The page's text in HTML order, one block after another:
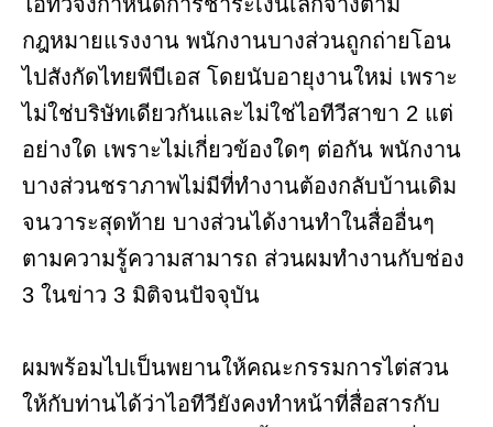
ไอทีวีจึงกำหนดการชำระเงินเลิกจ้างตาม
กฎหมายแรงงาน พนักงานบางส่วนถูกถ่ายโอน
ไปสังกัดไทยพีบีเอส โดยนับอายุงานใหม่ เพราะ
ไม่ใช่บริษัทเดียวกันและไม่ใช่ไอทีวีสาขา 2 แต่
อย่างใด เพราะไม่เกี่ยวข้องใดๆ ต่อกัน พนักงาน
บางส่วนชราภาพไม่มีที่ทำงานต้องกลับบ้านเดิม
จนวาระสุดท้าย บางส่วนได้งานทำในสื่ออื่นๆ
ตามความรู้ความสามารถ ส่วนผมทำงานกับช่อง
3 ในข่าว 3 มิติจนปัจจุบัน
ผมพร้อมไปเป็นพยานให้คณะกรรมการไต่สวน
ให้กับท่านได้ว่าไอทีวียังคงทำหน้าที่สื่อสารกับ